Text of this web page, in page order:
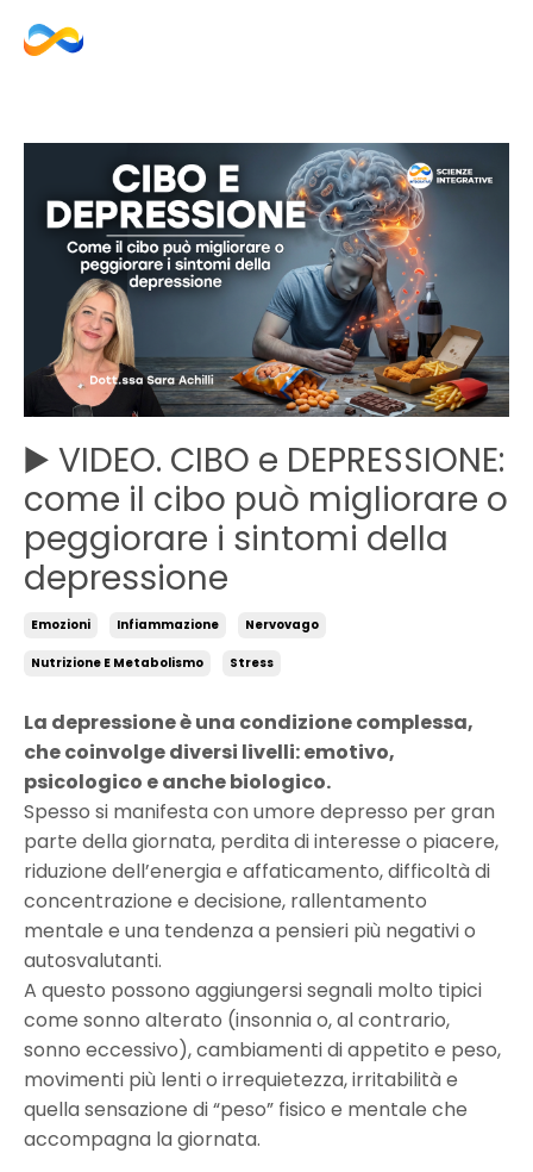
▶️ VIDEO. CIBO e DEPRESSIONE:
come il cibo può migliorare o
peggiorare i sintomi della
depressione
Emozioni Infiammazione Nervovago
Nutrizione E Metabolismo Stress
La depressione è una condizione complessa,
che coinvolge diversi livelli: emotivo,
psicologico e anche biologico.
Spesso si manifesta con umore depresso per gran
parte della giornata, perdita di interesse o piacere,
riduzione dell’energia e affaticamento, difficoltà di
concentrazione e decisione, rallentamento
mentale e una tendenza a pensieri più negativi o
autosvalutanti.
A questo possono aggiungersi segnali molto tipici
come sonno alterato (insonnia o, al contrario,
sonno eccessivo), cambiamenti di appetito e peso,
movimenti più lenti o irrequietezza, irritabilità e
quella sensazione di “peso” fisico e mentale che
accompagna la giornata.